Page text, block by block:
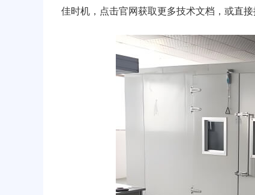
佳时机，点击官网获取更多技术文档，或直